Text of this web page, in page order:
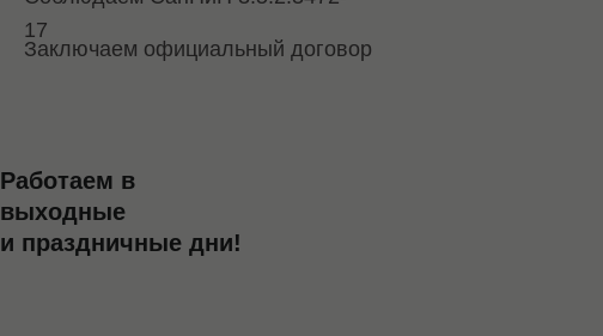
Заключаем официальный договор
17
Работаем в
выходные
и праздничные дни!